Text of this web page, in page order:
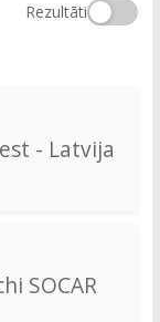
Rezultāti
- Latvija
SOCAR